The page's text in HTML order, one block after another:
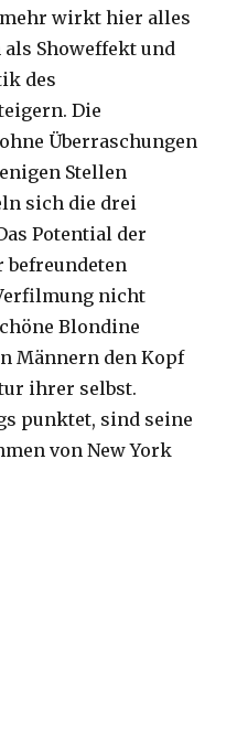
wirkt hier alles
Showeffekt und
des
Die
Überraschungen
Stellen
sich die drei
Potential der
nicht
Blondine
Männern den Kopf
ihrer selbst.
punktet, sind seine
von New York